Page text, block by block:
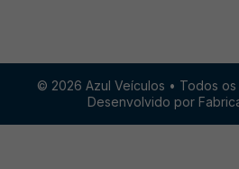
© 2026 Azul Veículos • Todos
Desenvolvido por